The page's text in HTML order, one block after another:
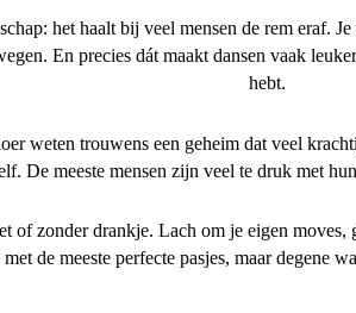
het haalt bij veel mensen de rem eraf.
En precies dát maakt dansen vaak
hebt.
weten trouwens een geheim dat veel
De meeste mensen zijn veel te druk met
of zonder drankje. Lach om je eigen moves,
met de meeste perfecte pasjes, maar degene